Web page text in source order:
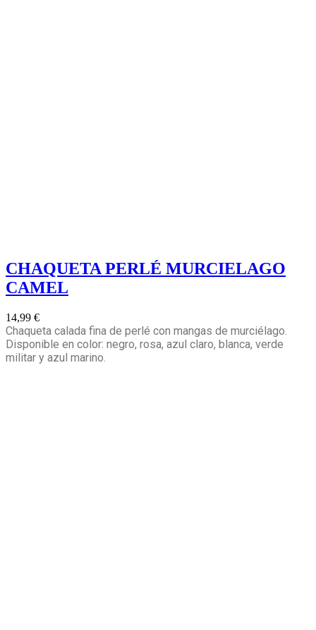
CHAQUETA PERLÉ MURCIELAGO
CAMEL
14,99 €
Chaqueta calada fina de perlé con mangas de murciélago.
Disponible en color: negro, rosa, azul claro, blanca, verde
militar y azul marino.